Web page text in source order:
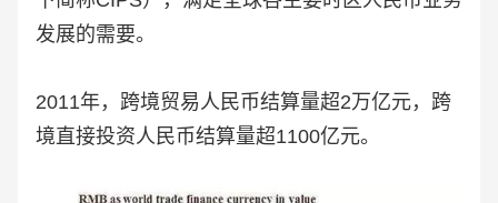
发展的需要。
2011年，跨境贸易人民币结算量超2万亿元，跨
境直接投资人民币结算量超1100亿元。